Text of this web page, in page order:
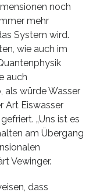
noch
mehr
System wird.
wie auch im
auch
als würde Wasser
Art Eiswasser
„Uns ist es
am Übergang
Vewinger.
dass